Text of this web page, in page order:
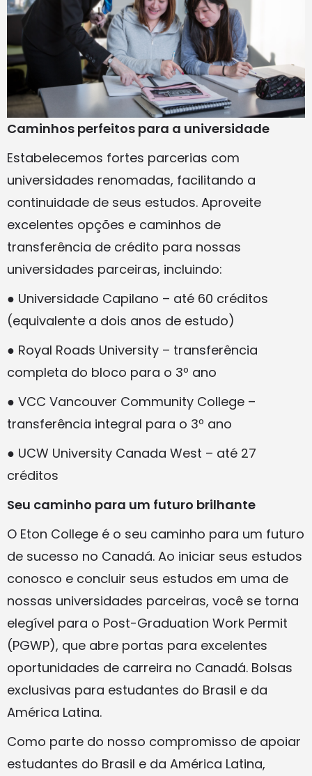
Caminhos perfeitos para a universidade
Estabelecemos fortes parcerias com
universidades renomadas, facilitando a
continuidade de seus estudos. Aproveite
excelentes opções e caminhos de
transferência de crédito para nossas
universidades parceiras, incluindo:
● Universidade Capilano – até 60 créditos
(equivalente a dois anos de estudo)
● Royal Roads University – transferência
completa do bloco para o 3º ano
● VCC Vancouver Community College –
transferência integral para o 3º ano
● UCW University Canada West – até 27
créditos
Seu caminho para um futuro brilhante
O Eton College é o seu caminho para um futuro
de sucesso no Canadá. Ao iniciar seus estudos
conosco e concluir seus estudos em uma de
nossas universidades parceiras, você se torna
elegível para o Post-Graduation Work Permit
(PGWP), que abre portas para excelentes
oportunidades de carreira no Canadá. Bolsas
exclusivas para estudantes do Brasil e da
América Latina.
Como parte do nosso compromisso de apoiar
estudantes do Brasil e da América Latina,